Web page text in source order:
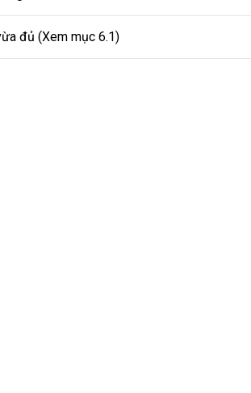
đủ (Xem mục 6.1)